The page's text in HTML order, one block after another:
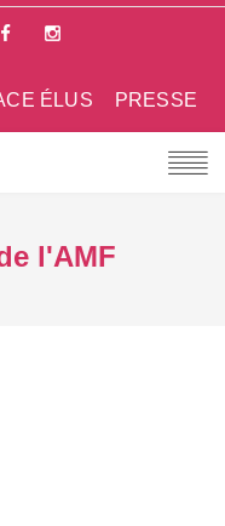
PRESSE
ÉLUS
l'AMF